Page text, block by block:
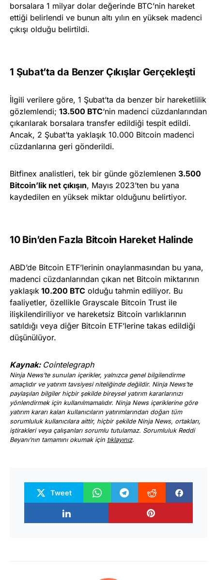
borsalara 1 milyar dolar değerinde BTC’nin hareket
ettiği belirlendi ve bunun altı yılın en yüksek madenci
çıkışı olduğu belirtildi.
1 Şubat’ta da Benzer Çıkışlar Gerçekleşti
İlgili verilere göre, 1 Şubat’ta da benzer bir hareketlilik
gözlemlendi; 13.500 BTC‘nin madenci cüzdanlarından
çıkarılarak borsalara transfer edildiği tespit edildi.
Ancak, 2 Şubat’ta yaklaşık 10.000 Bitcoin madenci
cüzdanlarına geri gönderildi.
Bitfinex analistleri, tek bir günde gözlemlenen 3.500
Bitcoin’lik net çıkışın, Mayıs 2023’ten bu yana
kaydedilen en yüksek miktar olduğunu belirtiyor.
10 Bin’den Fazla Bitcoin Hareket Halinde
ABD’de Bitcoin ETF’lerinin onaylanmasından bu yana,
madenci cüzdanlarından çıkan net Bitcoin miktarının
yaklaşık 10.200 BTC olduğu tahmin ediliyor. Bu
faaliyetler, özellikle Grayscale Bitcoin Trust ile
ilişkilendiriliyor ve hareketsiz Bitcoin varlıklarının
satıldığı veya diğer Bitcoin ETF’lerine takas edildiği
düşünülüyor.
Kaynak: Cointelegraph
Ninja News’te sunulan içerikler, yalnızca genel bilgilendirme
amaçlıdır ve yatırım tavsiyesi niteliğinde değildir. Ninja News’te
paylaşılan bilgiler hiçbir şekilde bireysel yatırım kararlarınızı
yönlendirmek için kullanılmamalıdır. Ninja News içeriklerine göre
yatırım kararı kalan kullanıcıların yatırımlarından doğan tüm
sorumluluk kullanıcılara aittir, hiçbir şekilde Ninja News, ortakları,
iştirakleri veya çalışanları sorumlu tutulamaz. Sorumluluk Reddi
Beyanı’nın tamamını okumak için tıklayınız.
Tweet